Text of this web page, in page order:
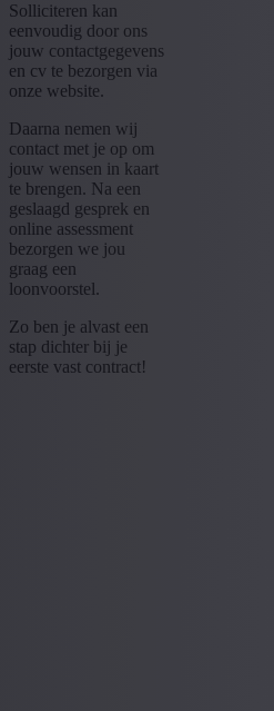
Solliciteren kan
eenvoudig door ons
jouw contactgegevens
en cv te bezorgen via
onze website.
Daarna nemen wij
contact met je op om
jouw wensen in kaart
te brengen. Na een
geslaagd gesprek en
online assessment
bezorgen we jou
graag een
loonvoorstel.
Zo ben je alvast een
stap dichter bij je
eerste vast contract!